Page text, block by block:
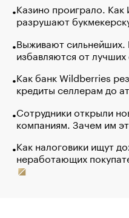
Казино проиграло.
разрушают
Выживают
избавляются от лучших
Как банк Wildberries
кредиты селлерам до
Сотрудники открыли
компаниям. Зачем им
Как налоговики ищут
неработающих